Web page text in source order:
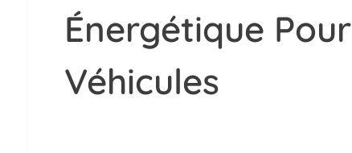
Énergétique Pour
Véhicules